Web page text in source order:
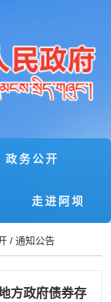
政务公开
走进阿坝
/通知公告
方政府债券存